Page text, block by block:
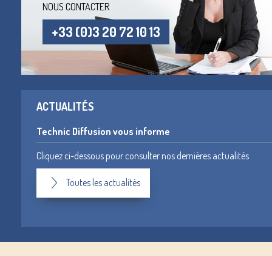
NOUS CONTACTER
+33 (0)3 20 72 10 13
ACTUALITÉS
Technic Diffusion vous informe
Cliquez ci-dessous pour consulter nos dernières actualités
Toutes les actualités